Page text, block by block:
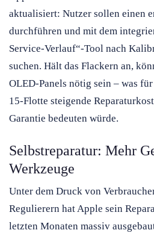
aktualisiert: Nutzer sollen einen
durchführen und mit dem
Service-Verlauf“-Tool nach
suchen. Hält das Flackern an,
OLED-Panels nötig sein – was
15-Flotte steigende
Garantie bedeuten würde.
Selbstreparatur: Mehr
Werkzeuge
Unter dem Druck von
Regulierern hat Apple sein
letzten Monaten massiv